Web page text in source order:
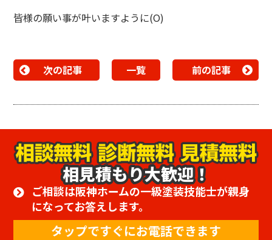
皆様の願い事が叶いますように(O)
次の記事 一覧 前の記事
相見積もり大歓迎！
ご相談は阪神ホームの一級塗装技能士が親身
になってお答えします。
タップですぐにお電話できます